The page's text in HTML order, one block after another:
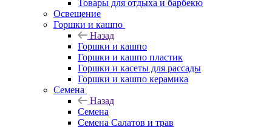
Товары для отдыха и барбекю
Освещение
Горшки и кашпо
Назад
Горшки и кашпо
Горшки и кашпо пластик
Горшки и касеты для рассады
Горшки и кашпо керамика
Семена
Назад
Семена
Семена Салатов и трав